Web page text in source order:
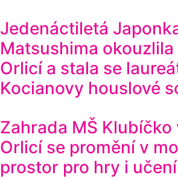
Jedenáctiletá
Matsushima
Orlicí a stala se
Kocianovy houslové
Zahrada MŠ Klubíčko
Orlicí se promění v
prostor pro hry i učení